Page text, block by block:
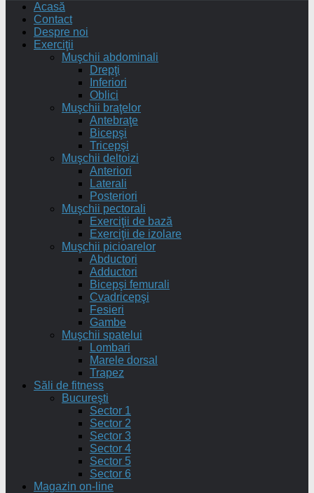
Acasă
Contact
Despre noi
Exerciţii
Muşchii abdominali
Drepţi
Inferiori
Oblici
Muşchii braţelor
Antebraţe
Bicepşi
Tricepşi
Muşchii deltoizi
Anteriori
Laterali
Posteriori
Muşchii pectorali
Exerciţii de bază
Exerciţii de izolare
Muşchii picioarelor
Abductori
Adductori
Bicepşi femurali
Cvadricepşi
Fesieri
Gambe
Muşchii spatelui
Lombari
Marele dorsal
Trapez
Săli de fitness
Bucureşti
Sector 1
Sector 2
Sector 3
Sector 4
Sector 5
Sector 6
Magazin on-line